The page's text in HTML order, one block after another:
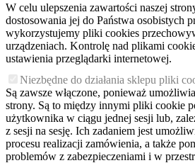
W celu ulepszenia zawartości naszej
dostosowania jej do Państwa osobistych
wykorzystujemy pliki cookies
urządzeniach. Kontrolę nad plikami
ustawienia przeglądarki internetowej.
Niezbędne do działania sklepu pliki
Są zawsze włączone, ponieważ
strony. Są to między innymi pliki cookie
użytkownika w ciągu jednej sesji lub,
z sesji na sesję. Ich zadaniem jest
procesu realizacji zamówienia, a także
problemów z zabezpieczeniami i w